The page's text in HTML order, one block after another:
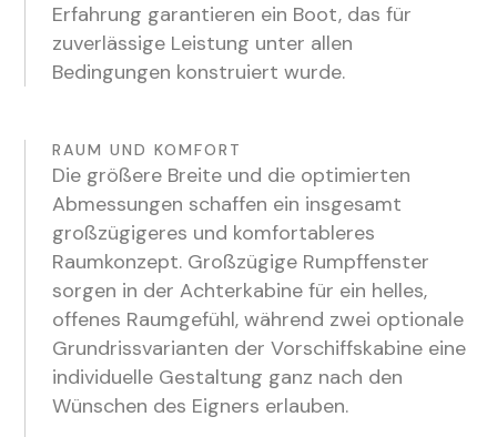
Erfahrung garantieren ein Boot, das für
zuverlässige Leistung unter allen
Bedingungen konstruiert wurde.
RAUM UND KOMFORT
Die größere Breite und die optimierten
Abmessungen schaffen ein insgesamt
großzügigeres und komfortableres
Raumkonzept. Großzügige Rumpffenster
sorgen in der Achterkabine für ein helles,
offenes Raumgefühl, während zwei optionale
Grundrissvarianten der Vorschiffskabine eine
individuelle Gestaltung ganz nach den
Wünschen des Eigners erlauben.